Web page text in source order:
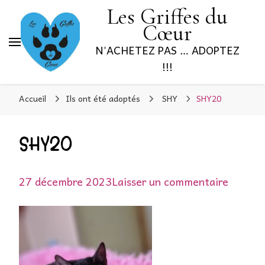
Les Griffes du
Cœur
N'ACHETEZ PAS … ADOPTEZ
!!!
Accueil Ils ont été adoptés SHY SHY20
SHY20
27 décembre 2023Laisser un commentaire